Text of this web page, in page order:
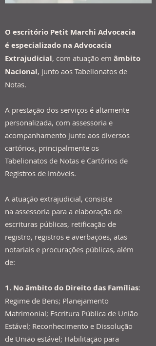
O escritório Petit Marchi Advocacia
é especializado na Advocacia
Extrajudicial, com atuação em âmbito
Nacional, junto aos Tabelionatos de
Notas.
A prestação dos serviços é altamente
personalizada, com assessoria e
acompanhamento junto aos diversos
cartórios, principalmente os
Tabelionatos de Notas e Cartórios de
Registros de Imóveis.
A atuação extrajudicial, consiste
na assessoria para a elaboração de
escrituras públicas, retificação de
registro, registros e averbações, atas
notariais e procurações públicas, além
de:
1. ​​​No âmbito do Direito das Famílias:
Regime de Bens; Planejamento
Matrimonial; Escritura Pública de União
Estável; Reconhecimento e Dissolução
de União estável; Habilitação para